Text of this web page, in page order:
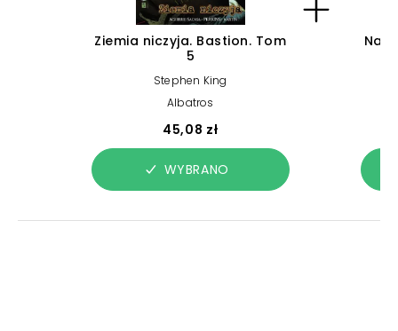
Ziemia niczyja. Bastion. Tom
5
Stephen King
Albatros
45,08 zł
WYBRANO